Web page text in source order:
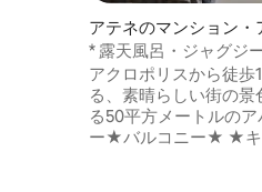
アテネのマンション・
ト
* 露天風呂・ジャグジ
Suites A *
アクロポリスから徒歩
る、素晴らしい街の
る50平方メートルのアパート ★
ー★バルコニー★ ★キ
エアコン スマート